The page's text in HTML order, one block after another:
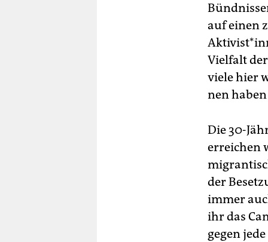
auf einen
Vielfalt
viele hier
nen
Die 30-
erreichen
der
immer
ihr das
gegen